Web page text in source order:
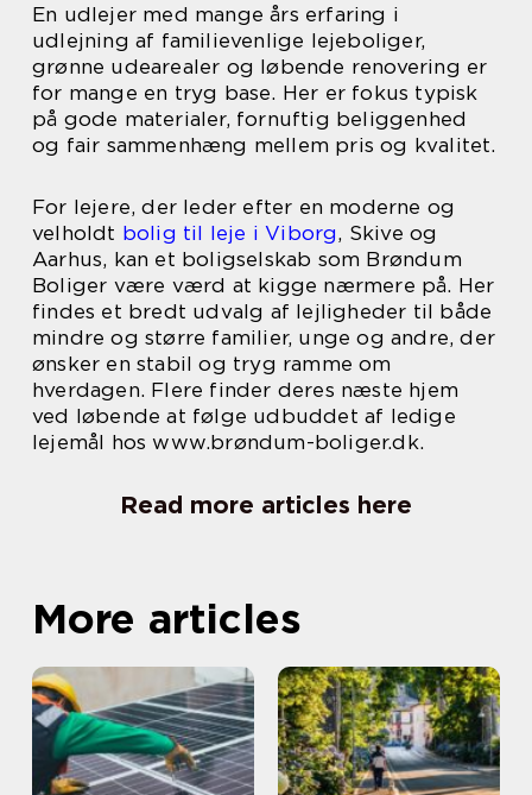
En udlejer med mange års erfaring i
udlejning af familievenlige lejeboliger,
grønne udearealer og løbende renovering er
for mange en tryg base. Her er fokus typisk
på gode materialer, fornuftig beliggenhed
og fair sammenhæng mellem pris og kvalitet.
For lejere, der leder efter en moderne og
velholdt bolig til leje i Viborg, Skive og
Aarhus, kan et boligselskab som Brøndum
Boliger være værd at kigge nærmere på. Her
findes et bredt udvalg af lejligheder til både
mindre og større familier, unge og andre, der
ønsker en stabil og tryg ramme om
hverdagen. Flere finder deres næste hjem
ved løbende at følge udbuddet af ledige
lejemål hos www.brøndum-boliger.dk.
Read more articles here
More articles